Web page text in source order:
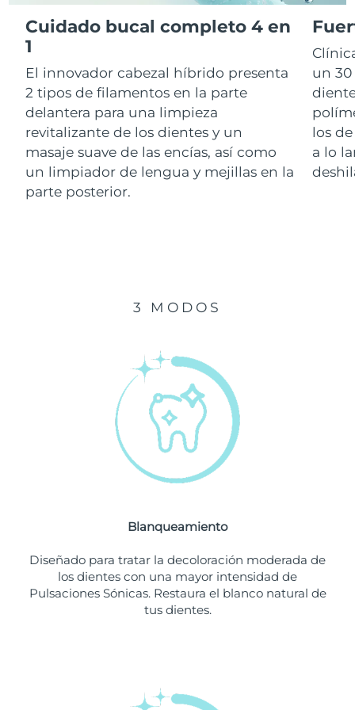
Cuidado bucal completo 4 en
1
El innovador cabezal híbrido presenta
2 tipos de filamentos en la parte
delantera para una limpieza
revitalizante de los dientes y un
masaje suave de las encías, así como
un limpiador de lengua y mejillas en la
parte posterior.
un
los
a lo
3 MODOS
Blanqueamiento
Diseñado para tratar la decoloración moderada de
los dientes con una mayor intensidad de
Pulsaciones Sónicas. Restaura el blanco natural de
tus dientes.
RAE de Macao
(China)
Malasia Entrega prevista 8/11/26
Malta Entrega prevista 8/8/26
México Entrega prevista 8/12/26
Mónaco
Entrega prevista
Entrega prevista
Entrega prevista
Entrega prevista
Reunión Entrega prevista8/13/26
Entrega prevista